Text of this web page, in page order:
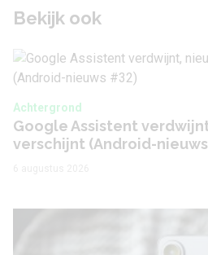
Bekijk ook
Achtergrond
Google Assistent
verschijnt (Android-